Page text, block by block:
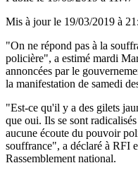
Mis à jour le 19/03/2019 à
"On ne répond pas à la
policière", a estimé mardi
annoncées par le
la manifestation de samedi
"Est-ce qu'il y a des gilets
que oui. Ils se sont
aucune écoute du pouvoir
souffrance", a déclaré à RFI
Rassemblement national.